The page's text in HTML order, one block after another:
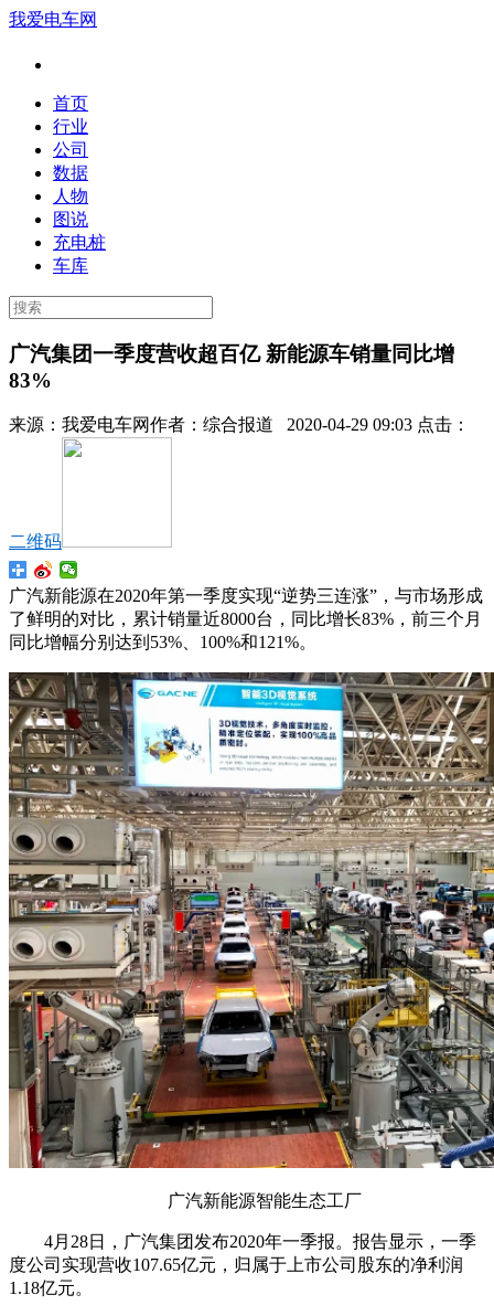
我爱电车网
首页
行业
公司
数据
人物
图说
充电桩
车库
广汽集团一季度营收超百亿 新能源车销量同比增
83%
来源： 我爱电车网作者： 综合报道 2020-04-29 09:03 点击：
二维码
广汽新能源在2020年第一季度实现“逆势三连涨”，与市场形成
了鲜明的对比，累计销量近8000台，同比增长83%，前三个月
同比增幅分别达到53%、100%和121%。
广汽新能源智能生态工厂
4月28日，广汽集团发布2020年一季报。报告显示，一季
度公司实现营收107.65亿元，归属于上市公司股东的净利润
1.18亿元。